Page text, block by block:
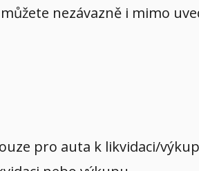
nezávazně i mimo
pro auta k likvidaci/